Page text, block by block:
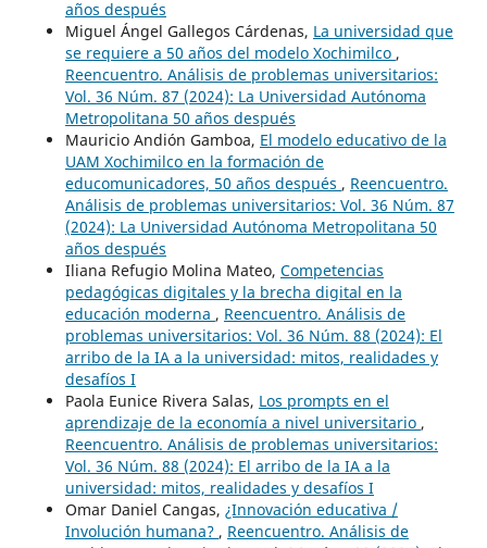
años después
Miguel Ángel Gallegos Cárdenas, La universidad que
se requiere a 50 años del modelo Xochimilco ,
Reencuentro. Análisis de problemas universitarios:
Vol. 36 Núm. 87 (2024): La Universidad Autónoma
Metropolitana 50 años después
Mauricio Andión Gamboa, El modelo educativo de la
UAM Xochimilco en la formación de
educomunicadores, 50 años después , Reencuentro.
Análisis de problemas universitarios: Vol. 36 Núm. 87
(2024): La Universidad Autónoma Metropolitana 50
años después
Iliana Refugio Molina Mateo, Competencias
pedagógicas digitales y la brecha digital en la
educación moderna , Reencuentro. Análisis de
problemas universitarios: Vol. 36 Núm. 88 (2024): El
arribo de la IA a la universidad: mitos, realidades y
desafíos I
Paola Eunice Rivera Salas, Los prompts en el
aprendizaje de la economía a nivel universitario ,
Reencuentro. Análisis de problemas universitarios:
Vol. 36 Núm. 88 (2024): El arribo de la IA a la
universidad: mitos, realidades y desafíos I
Omar Daniel Cangas, ¿Innovación educativa /
Involución humana? , Reencuentro. Análisis de